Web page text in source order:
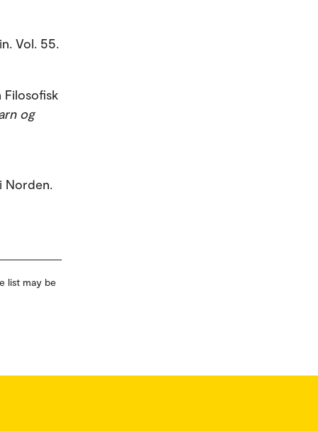
Vol. 55.
Filosofisk
og
Norden.
list may be